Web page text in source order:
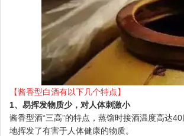
【酱香型白酒有以下几个特点】
1、易挥发物质少，对人体刺激小
酱香型酒“三高”的特点，蒸馏时接酒温度高达
地挥发了有害于人体健康的物质。